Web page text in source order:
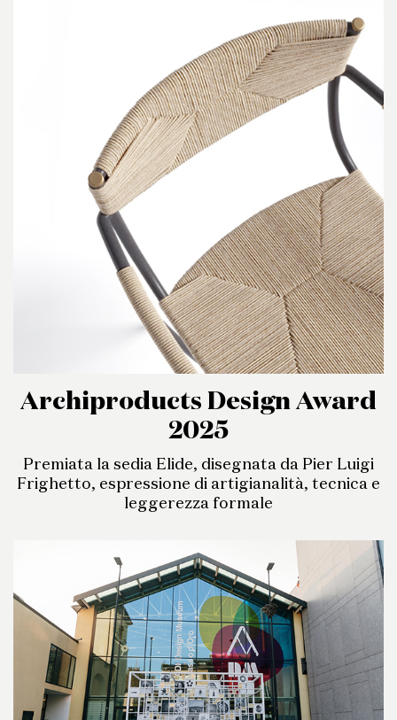
Archiproducts Design Award
2025
Premiata la sedia Elide, disegnata da Pier Luigi
Frighetto, espressione di artigianalità, tecnica e
leggerezza formale